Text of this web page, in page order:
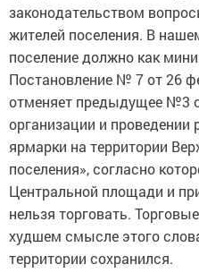
законодательством
жителей поселения. В
поселение должно как
Постановление № 7 от 26
отменяет предыдущее №3
организации и проведении
ярмарки на территории
поселения», согласно
Центральной площади и
нельзя торговать.
худшем смысле этого
территории сохранился.